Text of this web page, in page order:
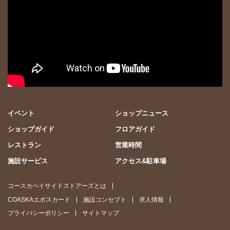
イベント ショップニュース
ショップガイド フロアガイド
レストラン 営業時間
施設サービス アクセス&駐車場
コースカベイサイドストアーズとは
COASKAエポスカード
施設コンセプト
求人情報
プライバシーポリシー
サイトマップ